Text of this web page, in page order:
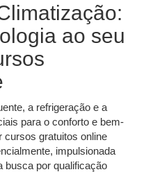
ao seu
a refrigeração e a
para o conforto e bem-
cursos gratuitos online
impulsionada
busca por qualificação